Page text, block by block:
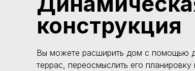
конструкция
Вы можете расширить дом с помощью
террас, переосмыслить его